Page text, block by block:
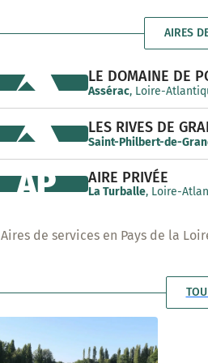
AIRES
LE DOMAINE DE
Assérac, Loire-
LES RIVES DE
Saint-Philbert-de-
AIRE PRIVÉE
La Turballe, Loire-
AP
Aires de services en Pays de la